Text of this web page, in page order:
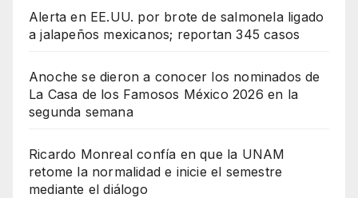
Alerta en EE.UU. por brote de salmonela ligado
a jalapeños mexicanos; reportan 345 casos
Anoche se dieron a conocer los nominados de
La Casa de los Famosos México 2026 en la
segunda semana
Ricardo Monreal confía en que la UNAM
retome la normalidad e inicie el semestre
mediante el diálogo